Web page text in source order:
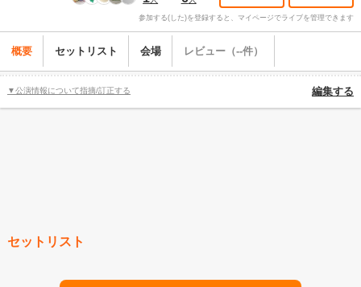
参加する(した)を登録すると、マイページでライブを管理できます
概要 セットリスト 会場 レビュー（--件）
▼公演情報について指摘/訂正する 編集する
セットリスト